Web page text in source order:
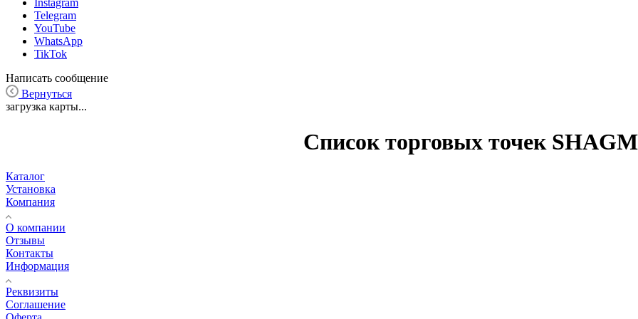
Instagram
Telegram
YouTube
WhatsApp
TikTok
Написать сообщение
Вернуться
загрузка карты...
Список торговых точек
Каталог
Установка
Компания
О компании
Отзывы
Контакты
Информация
Реквизиты
Соглашение